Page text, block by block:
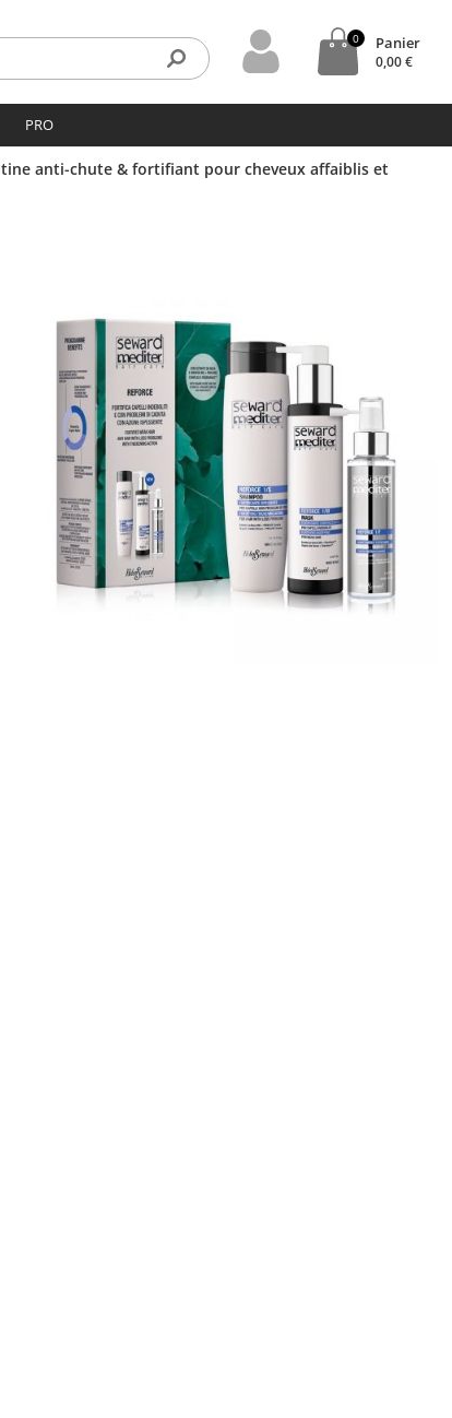
0 Panier
0,00 €
PRO
anti-chute & fortifiant pour cheveux affaiblis et